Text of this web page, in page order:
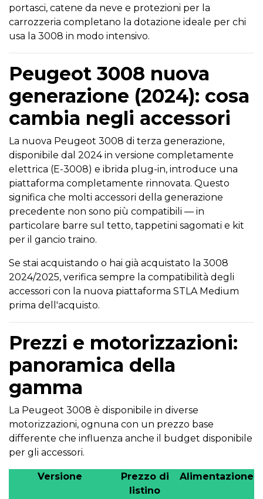
portasci, catene da neve e protezioni per la
carrozzeria completano la dotazione ideale per chi
usa la 3008 in modo intensivo.
Peugeot 3008 nuova
generazione (2024): cosa
cambia negli accessori
La nuova Peugeot 3008 di terza generazione,
disponibile dal 2024 in versione completamente
elettrica (E-3008) e ibrida plug-in, introduce una
piattaforma completamente rinnovata. Questo
significa che molti accessori della generazione
precedente non sono più compatibili — in
particolare barre sul tetto, tappetini sagomati e kit
per il gancio traino.
Se stai acquistando o hai già acquistato la 3008
2024/2025, verifica sempre la compatibilità degli
accessori con la nuova piattaforma STLA Medium
prima dell'acquisto.
Prezzi e motorizzazioni:
panoramica della
gamma
La Peugeot 3008 è disponibile in diverse
motorizzazioni, ognuna con un prezzo base
differente che influenza anche il budget disponibile
per gli accessori.
Versione
Prezzo di
listino
Alimentazione